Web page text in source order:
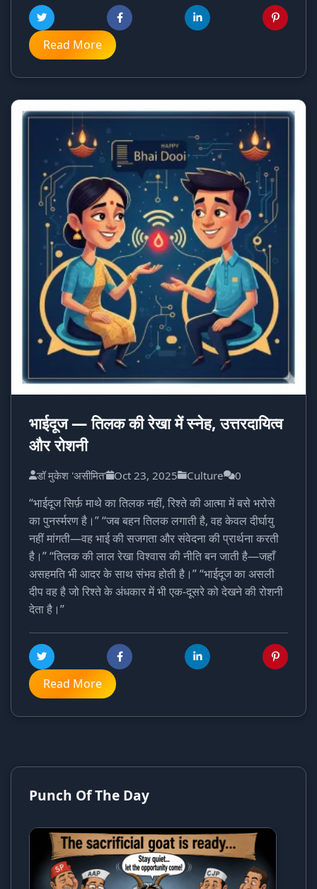
Read More
भाईदूज — तिलक की रेखा में स्नेह, उत्तरदायित्व
और रोशनी
डॉ मुकेश 'असीमित' Oct 23, 2025 Culture 0
“भाईदूज सिर्फ़ माथे का तिलक नहीं, रिश्ते की आत्मा में बसे भरोसे
का पुनर्स्मरण है।” “जब बहन तिलक लगाती है, वह केवल दीर्घायु
नहीं मांगती—वह भाई की सजगता और संवेदना की प्रार्थना करती
है।” “तिलक की लाल रेखा विश्वास की नीति बन जाती है—जहाँ
असहमति भी आदर के साथ संभव होती है।” “भाईदूज का असली
दीप वह है जो रिश्ते के अंधकार में भी एक-दूसरे को देखने की रोशनी
देता है।”
Read More
Punch Of The Day